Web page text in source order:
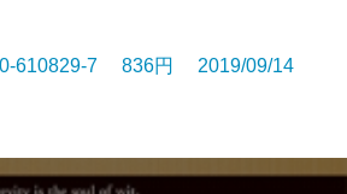
610829-7 836円 2019/09/14